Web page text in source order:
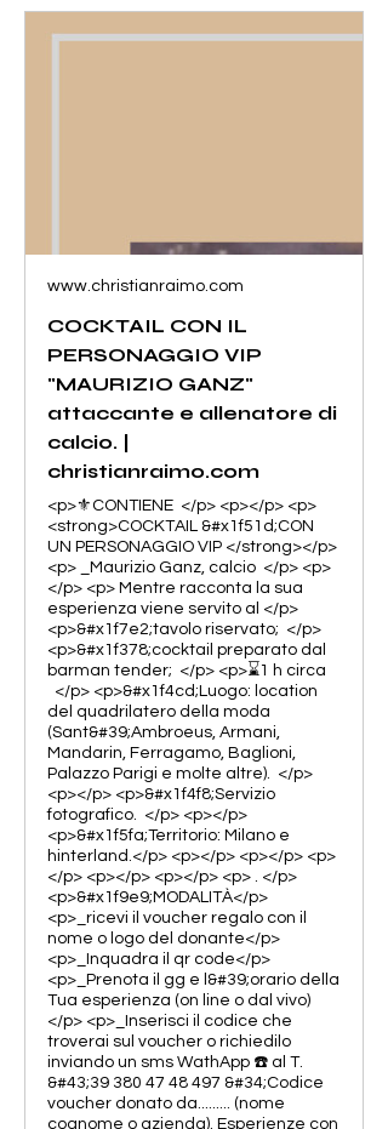
www.christianraimo.com
COCKTAIL CON IL
PERSONAGGIO VIP
"MAURIZIO GANZ"
attaccante e allenatore di
calcio. |
christianraimo.com
<p>⚜️CONTIENE </p> <p></p> <p>
<strong>COCKTAIL &#x1f51d;CON
UN PERSONAGGIO VIP </strong></p>
<p> _Maurizio Ganz, calcio </p> <p>
</p> <p> Mentre racconta la sua
esperienza viene servito al </p>
<p>&#x1f7e2;tavolo riservato; </p>
<p>&#x1f378;cocktail preparato dal
barman tender; </p> <p>⌛️1 h circa
</p> <p>&#x1f4cd;Luogo: location
del quadrilatero della moda
(Sant&#39;Ambroeus, Armani,
Mandarin, Ferragamo, Baglioni,
Palazzo Parigi e molte altre). </p>
<p></p> <p>&#x1f4f8;Servizio
fotografico. </p> <p></p>
<p>&#x1f5fa;️Territorio: Milano e
hinterland.</p> <p></p> <p></p> <p>
</p> <p></p> <p></p> <p> . </p>
<p>&#x1f9e9;MODALITÀ</p>
<p>_ricevi il voucher regalo con il
nome o logo del donante</p>
<p>_Inquadra il qr code</p>
<p>_Prenota il gg e l&#39;orario della
Tua esperienza (on line o dal vivo)
</p> <p>_Inserisci il codice che
troverai sul voucher o richiedilo
inviando un sms WathApp ☎️ al T.
&#43;39 380 47 48 497 &#34;Codice
voucher donato da......... (nome
cognome o azienda). Esperienze con